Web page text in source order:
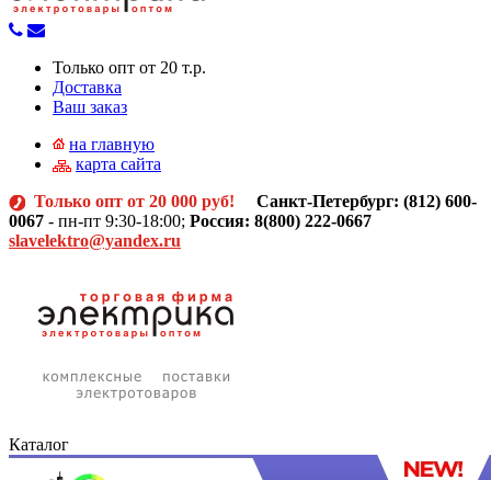
Только опт от 20 т.р.
Доставка
Ваш заказ
на главную
карта сайта
Только опт от 20 000 руб! Санкт-Петербург: (812) 600-
0067 - пн-пт 9:30-18:00; Россия: 8(800) 222-0667
slavelektro@yandex.ru
Каталог